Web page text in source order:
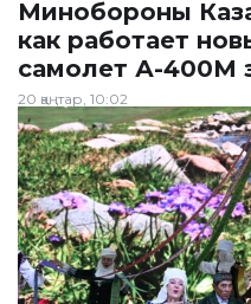
Минобороны
как работает
самолет А-400М
20 қаңтар, 10:02